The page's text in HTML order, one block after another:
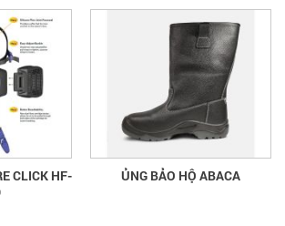
CLICK HF-
ỦNG BẢO HỘ ABACA